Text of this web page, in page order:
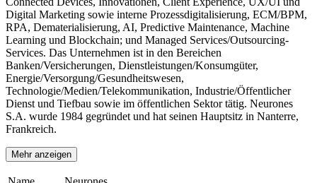
Digital Marketing sowie interne Prozessdigitalisierung, ECM/BPM,
RPA, Dematerialisierung, AI, Predictive Maintenance, Machine
Learning und Blockchain; und Managed Services/Outsourcing-
Services. Das Unternehmen ist in den Bereichen
Banken/Versicherungen, Dienstleistungen/Konsumgüter,
Energie/Versorgung/Gesundheitswesen,
Technologie/Medien/Telekommunikation, Industrie/Öffentlicher
Dienst und Tiefbau sowie im öffentlichen Sektor tätig. Neurones
S.A. wurde 1984 gegründet und hat seinen Hauptsitz in Nanterre,
Frankreich.
Mehr anzeigen